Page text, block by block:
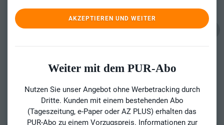
AKZEPTIEREN UND WEITER
Weiter mit dem PUR-Abo
Nutzen Sie unser Angebot ohne Werbetracking durch
Dritte. Kunden mit einem bestehenden Abo
(Tageszeitung, e-Paper oder AZ PLUS) erhalten das
PUR-Abo zu einem Vorzugspreis. Informationen zur